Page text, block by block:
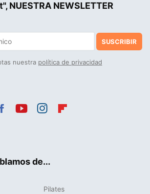
NUESTRA NEWSLETTER
SUSCRIBIR
nuestra política de privacidad
de...
Pilates